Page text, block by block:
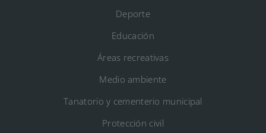
Deporte
Educación
Áreas recreativas
Medio ambiente
Tanatorio y cementerio municipal
Protección civil